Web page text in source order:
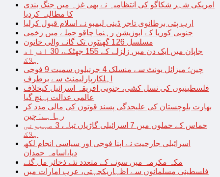
امریکی شہر شکاگو کی انتظامیہ نے بھی غزہ میں جنگ بندی
کا مطالبہ کردیا
ارب پتی برطانوی تاجر ڈینی لیمبو نے اسلام قبول کرلیا
جنوبی کوریا کے اپوزیشن رہنما چاقو حملے میں زخمی
مسلسل 126 گھنٹوں تک گانے والی خاتون
جاپان میں ایک دن میں زلزلے کے 155 جھٹکے، 30 افراد
ہلاک
چین؛ میزائل یونٹ سے منسلک 4 جرنیلوں سمیت 9 فوجی
اہلکارپارلیمنٹ سے برطرف
فلسطینیوں کی نسل کشی، جنوبی افریقہ اسرائیل کیخلاف
عالمی عدالت پہنچ گیا
بھارت بلوچستان کی علیحدگی پسند قوتوں کی مالی مدد کر
رہا ہے: چین
حماس کے حملوں میں 7 اسرائیلی گاڑیاں تباہ، 3 صہیونی
ہلاک
اسرائیلی جارحیت نے اپنا فوجی اور سیاسی انجام لکھ
دیا،اسامہ حمدان
مکہ مکرمہ میں سونے کے متعدد نئے ذخائر مل گئے
فلسطینی مسلمانوں سے اظہاریکجہتی، عرب امارات میں